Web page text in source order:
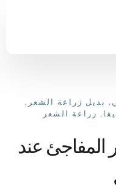
, بديل زراعة الشعر ,
, زراعة الشعر
عند